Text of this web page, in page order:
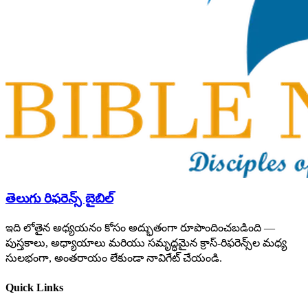
తెలుగు రిఫరెన్స్ బైబిల్
ఇది లోతైన అధ్యయనం కోసం అద్భుతంగా రూపొందించబడింది —
పుస్తకాలు, అధ్యాయాలు మరియు సమృద్ధమైన క్రాస్-రిఫరెన్స్‌ల మధ్య
సులభంగా, అంతరాయం లేకుండా నావిగేట్ చేయండి.
Quick Links